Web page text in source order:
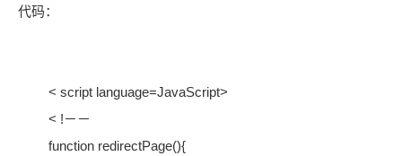
代码：
< script language=JavaScript>
< !－－
function redirectPage(){